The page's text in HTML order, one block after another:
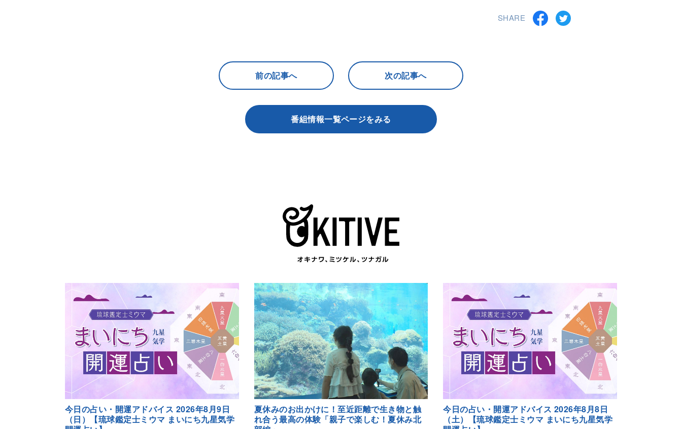
SHARE
前の記事へ 次の記事へ
番組情報一覧ページをみる
今日の占い・開運アドバイス 2026年8月9日
（日）【琉球鑑定士ミウマ まいにち九星気学
夏休みのお出かけに！至近距離で生き物と触
れ合う最高の体験「親子で楽しむ！夏休み北
今日の占い・開運アドバイス 2026年8月8日
（土）【琉球鑑定士ミウマ まいにち九星気学